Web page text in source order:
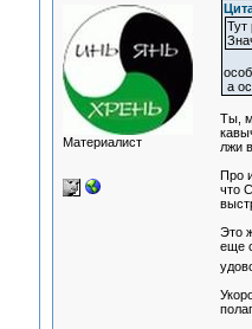
Материалист
Тут
а
Ты,
лжи
Про
что
Это
еще